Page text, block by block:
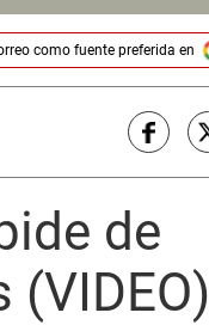
como fuente preferida en
de